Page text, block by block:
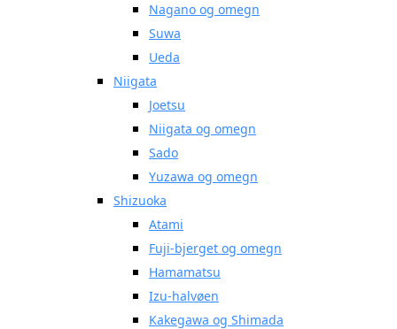
Nagano og omegn
Suwa
Ueda
Niigata
Joetsu
Niigata og omegn
Sado
Yuzawa og omegn
Shizuoka
Atami
Fuji-bjerget og omegn
Hamamatsu
Izu-halvøen
Kakegawa og Shimada